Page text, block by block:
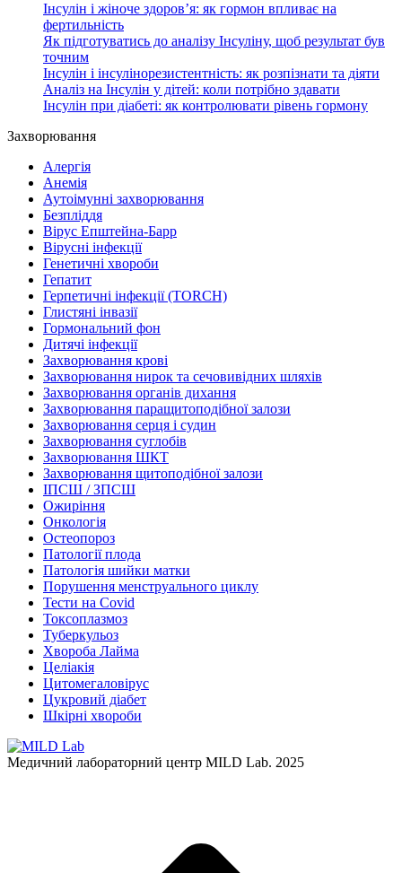
Інсулін і жіноче здоров’я: як гормон впливає на
фертильність
Як підготуватись до аналізу Інсуліну, щоб результат був
точним
Інсулін і інсулінорезистентність: як розпізнати та діяти
Аналіз на Інсулін у дітей: коли потрібно здавати
Інсулін при діабеті: як контролювати рівень гормону
Захворювання
Алергія
Анемія
Аутоімунні захворювання
Безпліддя
Вірус Епштейна-Барр
Вірусні інфекції
Генетичні хвороби
Гепатит
Герпетичні інфекції (TORCH)
Глистяні інвазії
Гормональний фон
Дитячі інфекції
Захворювання крові
Захворювання нирок та сечовивідних шляхів
Захворювання органів дихання
Захворювання паращитоподібної залози
Захворювання серця і судин
Захворювання суглобів
Захворювання ШКТ
Захворювання щитоподібної залози
ІПСШ / ЗПСШ
Ожиріння
Онкологія
Остеопороз
Патології плода
Патологія шийки матки
Порушення менструального циклу
Тести на Covid
Токсоплазмоз
Туберкульоз
Хвороба Лайма
Целіакія
Цитомегаловірус
Цукровий діабет
Шкірні хвороби
Медичний лабораторний центр MILD Lab. 2025